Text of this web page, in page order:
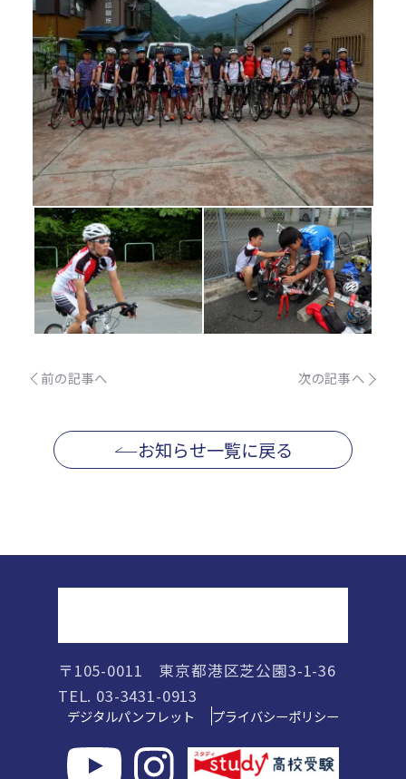
前の記事へ 次の記事へ
お知らせ一覧に戻る
〒105-0011 東京都港区芝公園3-1-36
TEL. 03-3431-0913
デジタルパンフレット プライバシーポリシー